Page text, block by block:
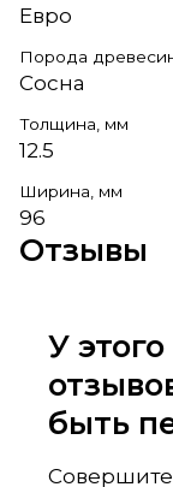
Евро
Порода
Сосна
Толщина, мм
12.5
Ширина, мм
96
Отзывы
У
быть
Совершите